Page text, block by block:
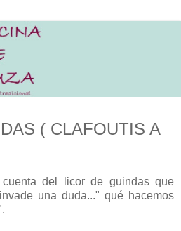
( CLAFOUTIS A
del licor de guindas que
una duda..." qué hacemos